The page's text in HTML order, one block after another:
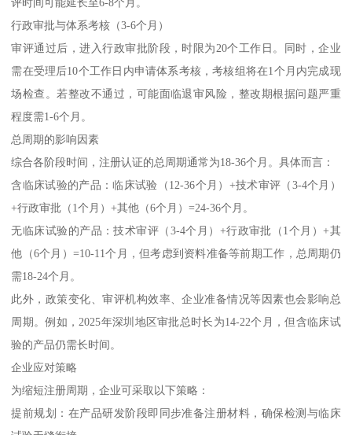
评时间可能延长至6-8个月。
行政审批与体系考核（3-6个月）
审评通过后，进入行政审批阶段，时限为20个工作日。同时，企业
需在受理后10个工作日内申请体系考核，考核组将在1个月内完成现
场检查。若整改不通过，可能面临退审风险，整改期根据问题严重
程度需1-6个月。
总周期的影响因素
综合各阶段时间，注册认证的总周期通常为18-36个月。具体而言：
含临床试验的产品：临床试验（12-36个月）+技术审评（3-4个月）
+行政审批（1个月）+其他（6个月）=24-36个月。
无临床试验的产品：技术审评（3-4个月）+行政审批（1个月）+其
他（6个月）=10-11个月，但考虑到资料准备等前期工作，总周期仍
需18-24个月。
此外，政策变化、审评机构效率、企业准备情况等因素也会影响总
周期。例如，2025年深圳地区审批总时长为14-22个月，但含临床试
验的产品仍需长时间。
企业应对策略
为缩短注册周期，企业可采取以下策略：
提前规划：在产品研发阶段即同步准备注册材料，确保检测与临床